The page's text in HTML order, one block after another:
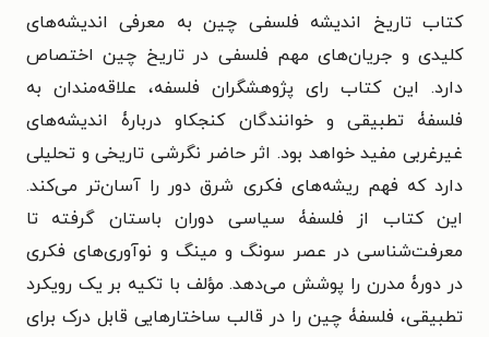
کتاب تاریخ اندیشه فلسفی چین به معرفی اندیشه‌های
کلیدی و جریان‌های مهم فلسفی در تاریخ چین اختصاص
دارد. این کتاب رای پژوهشگران فلسفه، علاقه‌مندان به
فلسفۀ تطبیقی و خوانندگان کنجکاو دربارۀ اندیشه‌های
غیرغربی مفید خواهد بود. اثر حاضر نگرشی تاریخی و تحلیلی
دارد که فهم ریشه‌های فکری شرق دور را آسان‌تر می‌کند.
این کتاب از فلسفۀ سیاسی دوران باستان گرفته تا
معرفت‌شناسی در عصر سونگ و مینگ و نوآوری‌های فکری
در دورۀ مدرن را پوشش می‌دهد. مؤلف با تکیه بر یک رویکرد
تطبیقی، فلسفۀ چین را در قالب ساختارهایی قابل درک برای